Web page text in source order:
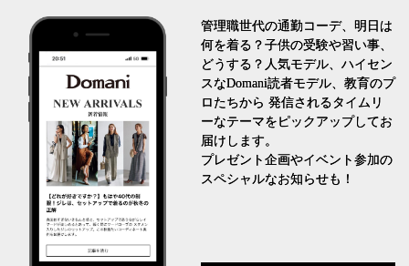
管理職世代の通勤コーデ、明日は
何を着る？子供の受験や習い事、
どうする？人気モデル、ハイセン
スなDomani読者モデル、教育のプ
ロたちから 発信されるタイムリ
ーなテーマをピックアップしてお
届けします。
プレゼント企画やイベント参加の
スペシャルなお知らせも！